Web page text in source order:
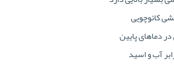
کائوچویی
دماهای پایین
آب و اسید